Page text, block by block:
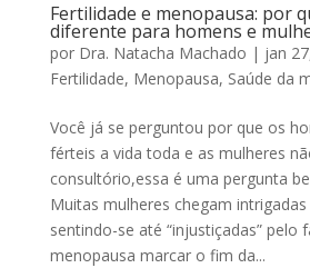
Fertilidade e menopausa: por
diferente para homens e
por Dra. Natacha Machado | jan
Fertilidade, Menopausa, Saúde da
Você já se perguntou por que os
férteis a vida toda e as mulheres
consultório,essa é uma pergunta
Muitas mulheres chegam intrigadas
sentindo-se até “injustiçadas” pelo
menopausa marcar o fim da...